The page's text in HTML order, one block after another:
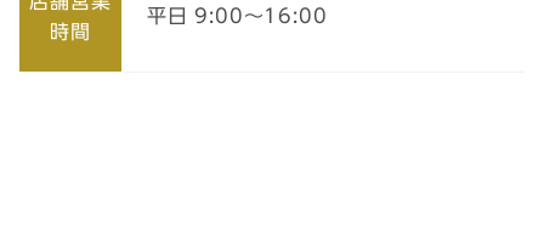
時間
平日 9:00～16:00